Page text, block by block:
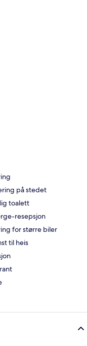
på stedet
toalett
resepsjon
for større biler
til heis